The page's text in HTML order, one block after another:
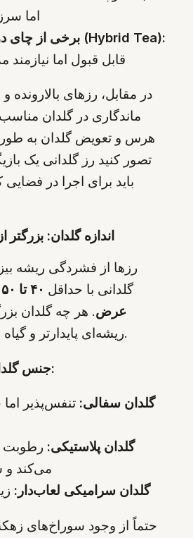
اما
برخی از چای دورگه فشرده (Hybrid Tea):
قابل قبول اما نیازمند
در مقابل، رزهای بالارونده
ماندگاری در گلدان
هرس و تعویض گلدان به
تصور کنید رز گلدانی یک
باید برای اجرا در
اندازه گلدان: بزرگتر
رزها از فشردگی ریشه
گلدانی با حداقل
عرض. هر چه گلدان
ریشه‌ای پایدارتر و گیاه سالم‌تر خواهد بود.
جنس گلدان نیز اهمیت دارد:
گلدان سفالی: تنفس‌پذیر
گلدان پلاستیکی: رطوبت
می‌کند
گلدان سرامیکی لعاب‌دار:
حتماً از وجود سوراخ‌های